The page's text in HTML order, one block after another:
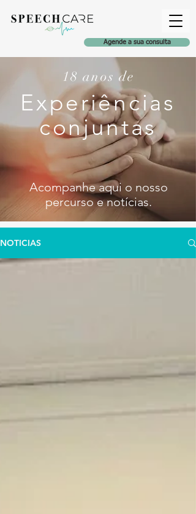
Agende a sua consulta
18 anos de
Experiências
conjuntas
Acompanhe aqui o nosso
percurso e notícias.
NOTICIAS